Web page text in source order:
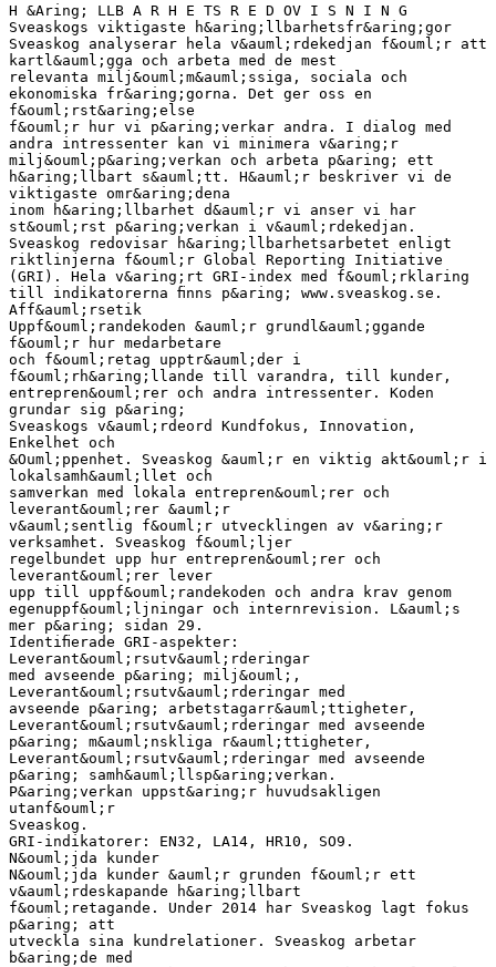
H &Aring; LLB A R H E TS R E D OV I S N I N G
Sveaskogs viktigaste h&aring;llbarhetsfr&aring;gor
Sveaskog analyserar hela v&auml;rdekedjan f&ouml;r att
kartl&auml;gga och arbeta med de mest
relevanta milj&ouml;m&auml;ssiga, sociala och
ekonomiska fr&aring;gorna. Det ger oss en
f&ouml;rst&aring;else
f&ouml;r hur vi p&aring;verkar andra. I dialog med
andra intressenter kan vi minimera v&aring;r
milj&ouml;p&aring;verkan och arbeta p&aring; ett
h&aring;llbart s&auml;tt. H&auml;r beskriver vi de
viktigaste omr&aring;dena
inom h&aring;llbarhet d&auml;r vi anser vi har
st&ouml;rst p&aring;verkan i v&auml;rdekedjan.
Sveaskog redovisar h&aring;llbarhetsarbetet enligt
riktlinjerna f&ouml;r Global Reporting Initiative
(GRI). Hela v&aring;rt GRI-index med f&ouml;rklaring
till indikatorerna ﬁnns p&aring; www.sveaskog.se.
Aff&auml;rsetik
Uppf&ouml;randekoden &auml;r grundl&auml;ggande
f&ouml;r hur medarbetare
och f&ouml;retag upptr&auml;der i
f&ouml;rh&aring;llande till varandra, till kunder,
entrepren&ouml;rer och andra intressenter. Koden
grundar sig p&aring;
Sveaskogs v&auml;rdeord Kundfokus, Innovation,
Enkelhet och
&Ouml;ppenhet. Sveaskog &auml;r en viktig akt&ouml;r i
lokalsamh&auml;llet och
samverkan med lokala entrepren&ouml;rer och
leverant&ouml;rer &auml;r
v&auml;sentlig f&ouml;r utvecklingen av v&aring;r
verksamhet. Sveaskog f&ouml;ljer
regelbundet upp hur entrepren&ouml;rer och
leverant&ouml;rer lever
upp till uppf&ouml;randekoden och andra krav genom
egenuppf&ouml;ljningar och internrevision. L&auml;s
mer p&aring; sidan 29.
Identiﬁerade GRI-aspekter:
Leverant&ouml;rsutv&auml;rderingar
med avseende p&aring; milj&ouml;,
Leverant&ouml;rsutv&auml;rderingar med
avseende p&aring; arbetstagarr&auml;ttigheter,
Leverant&ouml;rsutv&auml;rderingar med avseende
p&aring; m&auml;nskliga r&auml;ttigheter,
Leverant&ouml;rsutv&auml;rderingar med avseende
p&aring; samh&auml;llsp&aring;verkan.
P&aring;verkan uppst&aring;r huvudsakligen
utanf&ouml;r
Sveaskog.
GRI-indikatorer: EN32, LA14, HR10, SO9.
N&ouml;jda kunder
N&ouml;jda kunder &auml;r grunden f&ouml;r ett
v&auml;rdeskapande h&aring;llbart
f&ouml;retagande. Under 2014 har Sveaskog lagt fokus
p&aring; att
utveckla sina kundrelationer. Sveaskog arbetar
b&aring;de med